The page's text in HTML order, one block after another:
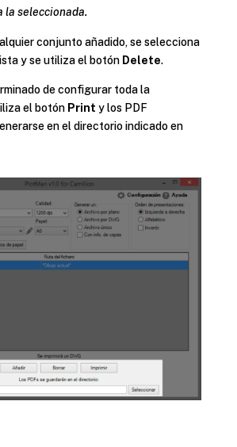
la seleccionada.
conjunto añadido, se selecciona
y se utiliza el botón Delete.
de configurar toda la
el botón Print y los PDF
en el directorio indicado en